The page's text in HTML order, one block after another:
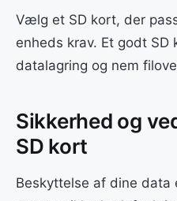
Vælg et SD kort, der
enheds krav. Et godt SD
datalagring og nem
Sikkerhed og
SD kort
Beskyttelse af dine data